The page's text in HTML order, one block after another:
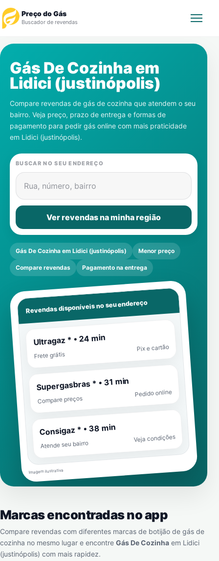
Preço do Gás
Buscador de revendas
Revendedor
Notícias
Cadastre-se
Gás
Contatos
Gás De Cozinha em
Lidici (justinópolis)
Compare revendas de gás de cozinha que atendem o seu
bairro. Veja preço, prazo de entrega e formas de
pagamento para pedir gás online com mais praticidade
em Lidici (justinópolis).
BUSCAR NO SEU ENDEREÇO
Rua, número, bairro
Ver revendas na minha região
Gás De Cozinha em Lidici (justinópolis) Menor preço
Compare revendas Pagamento na entrega
Revendas disponíveis no seu endereço
Ultragaz * • 24 min
Frete grátis
Pix e cartão
Supergasbras * • 31 min
Compare preços
Pedido online
Consigaz * • 38 min
Atende seu bairro
Veja condições
Imagem ilustrativa
Marcas encontradas no app
Compare revendas com diferentes marcas de botijão de gás de
cozinha no mesmo lugar e encontre Gás De Cozinha em Lidici
(justinópolis) com mais rapidez.